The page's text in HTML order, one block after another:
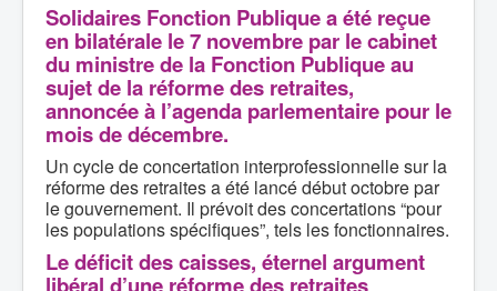
Solidaires Fonction Publique a été reçue
en bilatérale le 7 novembre par le cabinet
du ministre de la Fonction Publique au
sujet de la réforme des retraites,
annoncée à l’agenda parlementaire pour le
mois de décembre.
Un cycle de concertation interprofessionnelle sur la
réforme des retraites a été lancé début octobre par
le gouvernement. Il prévoit des concertations “pour
les populations spécifiques”, tels les fonctionnaires.
Le déficit des caisses, éternel argument
libéral d’une réforme des retraites